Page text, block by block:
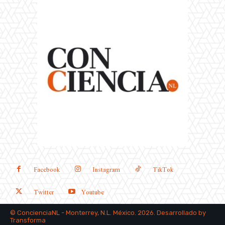
Facebook Instagram
TikTok
Twitter
Youtube
© ConcienciaNL - Monterrey, N.L. México. 2026. Desarrollado by
Transforma